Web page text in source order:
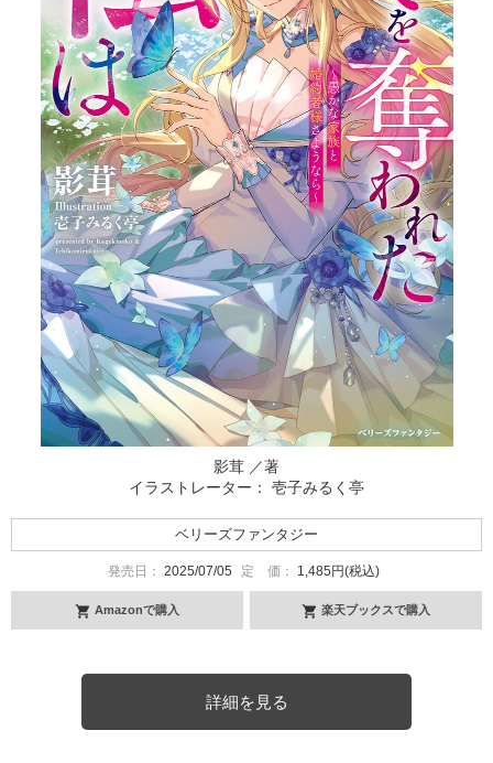
影茸 ／著
イラストレーター： 壱子みるく亭
ベリーズファンタジー
発売日： 2025/07/05 定 価： 1,485円(税込)
Amazonで購入 楽天ブックスで購入
詳細を見る